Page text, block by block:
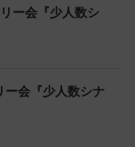
ー会『少人数シ
ー会『少人数シナ